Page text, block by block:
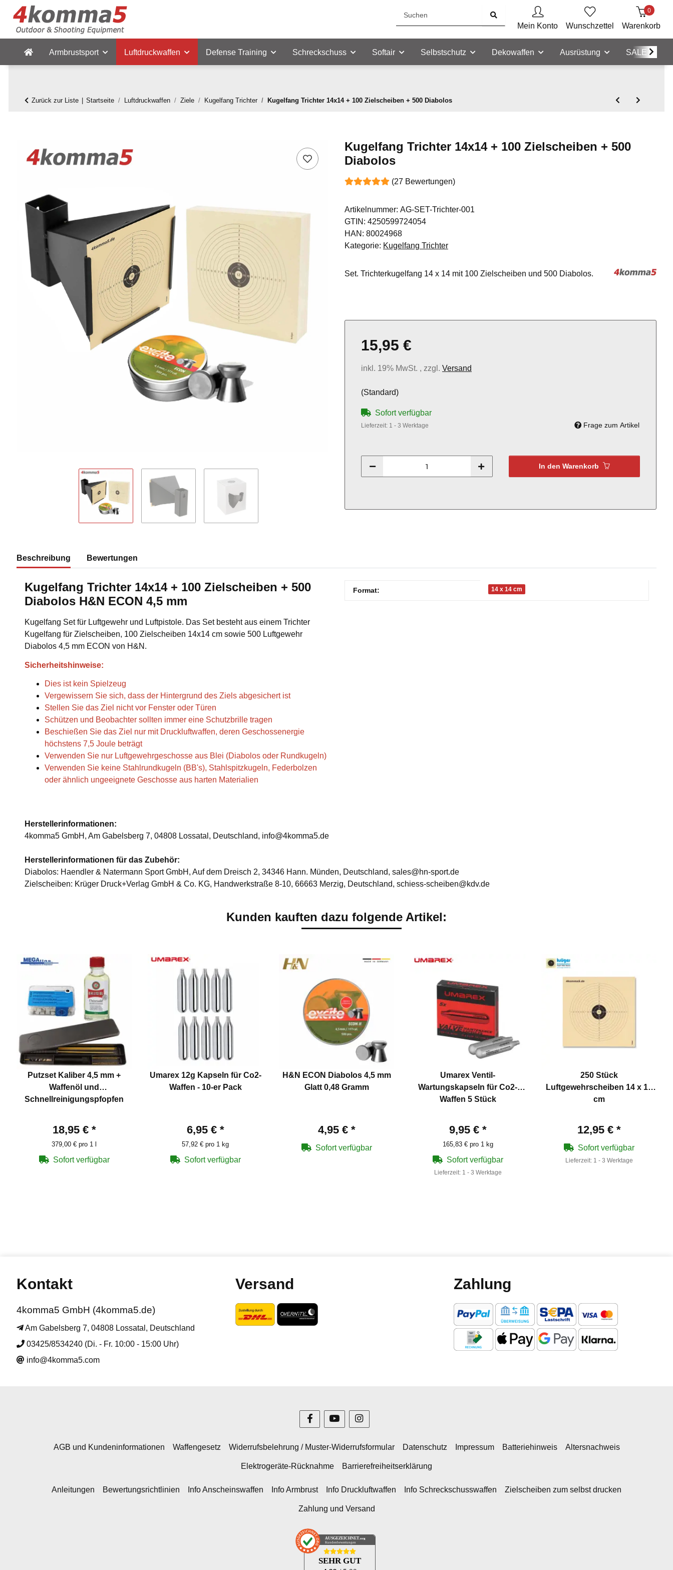
Mein Konto Wunschzettel
0
Warenkorb
Armbrustsport Luftdruckwaffen Defense Training Schreckschuss Softair Selbstschutz Dekowaffen Ausrüstung SALE
Zurück zur Liste Startseite Luftdruckwaffen Ziele Kugelfang Trichter Kugelfang Trichter 14x14 + 100 Zielscheiben + 500 Diabolos
Kugelfang Trichter 14x14 + 100 Zielscheiben + 500
Diabolos
(27 Bewertungen)
Artikelnummer: AG-SET-Trichter-001
GTIN: 4250599724054
HAN: 80024968
Kategorie: Kugelfang Trichter
Set. Trichterkugelfang 14 x 14 mit 100 Zielscheiben und 500 Diabolos.
15,95 €
inkl. 19% MwSt. , zzgl. Versand
(Standard)
Sofort verfügbar
Lieferzeit: 1 - 3 Werktage Frage zum Artikel
In den Warenkorb
Beschreibung Bewertungen
Kugelfang Trichter 14x14 + 100 Zielscheiben + 500
Diabolos H&N ECON 4,5 mm
Kugelfang Setfür Luftgewehr und Luftpistole. Das Set besteht aus einem Trichter
Kugelfang für Zielscheiben, 100 Zielscheiben 14x14 cm sowie 500 Luftgewehr
Diabolos 4,5 mm ECON von H&N.
Sicherheitshinweise:
Dies ist kein Spielzeug
Vergewissern Sie sich, dass der Hintergrund des Ziels abgesichert ist
Stellen Sie das Ziel nicht vor Fenster oder Türen
Schützen und Beobachter sollten immer eine Schutzbrille tragen
Beschießen Sie das Ziel nur mit Druckluftwaffen, deren Geschossenergie
höchstens 7,5 Joule beträgt
Verwenden Sie nur Luftgewehrgeschosse aus Blei (Diabolos oder Rundkugeln)
Verwenden Sie keine Stahlrundkugeln (BB's), Stahlspitzkugeln, Federbolzen
oder ähnlich ungeeignete Geschosse aus harten Materialien
Produkteigenschaft
Wert
Format: 14 x 14 cm
Herstellerinformationen:
4komma5 GmbH, Am Gabelsberg 7, 04808 Lossatal, Deutschland, info@4komma5.de
Herstellerinformationen für das Zubehör:
Diabolos: Haendler & Natermann Sport GmbH, Auf dem Dreisch 2, 34346 Hann. Münden, Deutschland, sales@hn-sport.de
Zielscheiben: Krüger Druck+Verlag GmbH & Co. KG, Handwerkstraße 8-10, 66663 Merzig, Deutschland, schiess-scheiben@kdv.de
Kunden kauften dazu folgende Artikel:
Putzset Kaliber 4,5 mm +
Waffenöl und
Schnellreinigungspfopfen
18,95 € *
379,00 € pro 1 l
Sofort verfügbar
Umarex 12g Kapseln für Co2-
Waffen - 10-er Pack
6,95 € *
57,92 € pro 1 kg
Sofort verfügbar
H&N ECON Diabolos 4,5 mm
Glatt 0,48 Gramm
4,95 € *
Sofort verfügbar
Umarex Ventil-
Wartungskapseln für Co2-
Waffen 5 Stück
9,95 € *
165,83 € pro 1 kg
Sofort verfügbar
Lieferzeit: 1 - 3 Werktage
250 Stück
Luftgewehrscheiben 14 x 14
cm
12,95 € *
Sofort verfügbar
Lieferzeit: 1 - 3 Werktage
Kontakt
4komma5 GmbH (4komma5.de)
Am Gabelsberg 7, 04808 Lossatal, Deutschland
03425/8534240 (Di. - Fr. 10:00 - 15:00 Uhr)
info@4komma5.com
Versand Zahlung
AGB und Kundeninformationen Waffengesetz Widerrufsbelehrung / Muster-Widerrufsformular Datenschutz Impressum Batteriehinweis Altersnachweis
Elektrogeräte-Rücknahme Barrierefreiheitserklärung
Anleitungen Bewertungsrichtlinien Info Anscheinswaffen Info Armbrust Info Druckluftwaffen Info Schreckschusswaffen Zielscheiben zum selbst drucken
Zahlung und Versand
AUSGEZEICHNET .org
Kundenbewertungen
SEHR GUT